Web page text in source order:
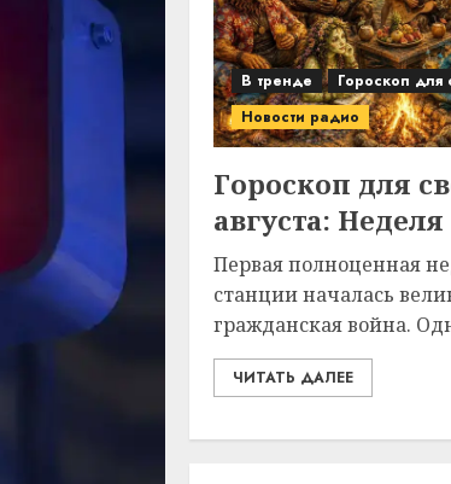
В тренде
Гороскоп для
Новости радио
Гороскоп для
августа:
Первая полноценная
станции началась
гражданская война.
ЧИТАТЬ ДАЛЕЕ